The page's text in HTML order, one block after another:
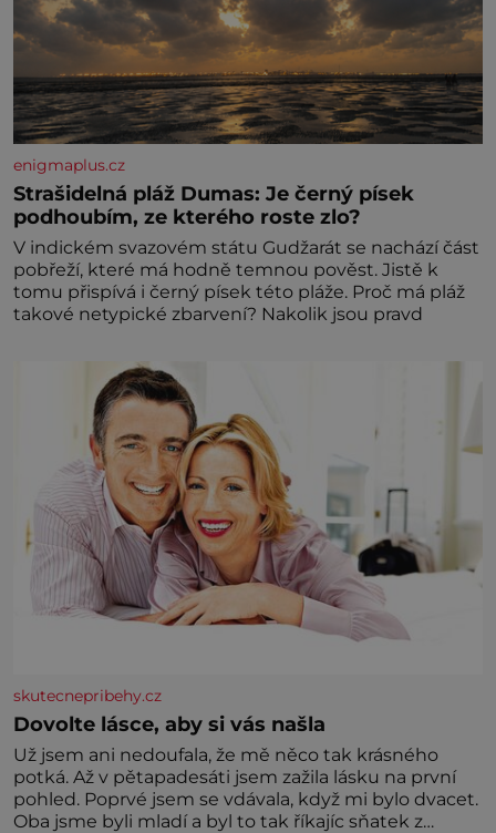
enigmaplus.cz
Strašidelná pláž Dumas: Je černý písek
podhoubím, ze kterého roste zlo?
V indickém svazovém státu Gudžarát se nachází část
pobřeží, které má hodně temnou pověst. Jistě k
tomu přispívá i černý písek této pláže. Proč má pláž
takové netypické zbarvení? Nakolik jsou pravd
skutecnepribehy.cz
Dovolte lásce, aby si vás našla
Už jsem ani nedoufala, že mě něco tak krásného
potká. Až v pětapadesáti jsem zažila lásku na první
pohled. Poprvé jsem se vdávala, když mi bylo dvacet.
Oba jsme byli mladí a byl to tak říkajíc sňatek z